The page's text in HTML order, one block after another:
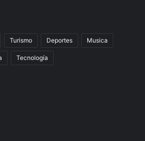
Turismo Deportes Musica
Tecnología